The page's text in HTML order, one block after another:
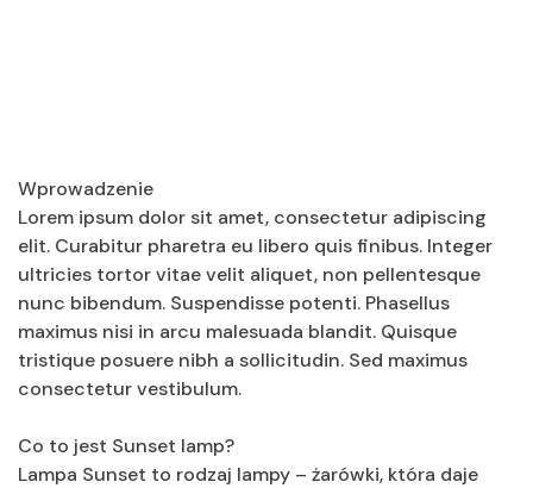
Wprowadzenie
Lorem ipsum dolor sit amet, consectetur adipiscing
elit. Curabitur pharetra eu libero quis finibus. Integer
ultricies tortor vitae velit aliquet, non pellentesque
nunc bibendum. Suspendisse potenti. Phasellus
maximus nisi in arcu malesuada blandit. Quisque
tristique posuere nibh a sollicitudin. Sed maximus
consectetur vestibulum.
Co to jest Sunset lamp?
Lampa Sunset to rodzaj lampy – żarówki, która daje